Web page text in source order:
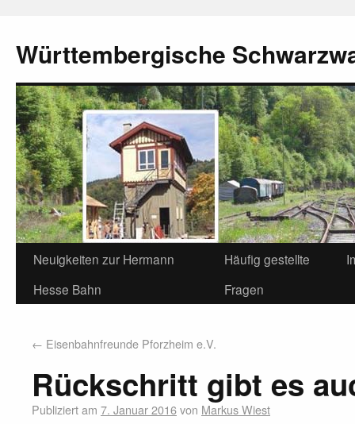
Württembergische
Neuigkeiten zur Hermann
Hesse Bahn
Häufig gestellte
Fragen
← Eisenbahnfreunde Pforzheim e.V.
Rückschritt gibt es
Publiziert am 7. Januar 2016von Markus Wiest